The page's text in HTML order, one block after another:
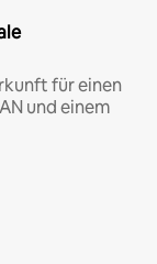
für einen
und einem